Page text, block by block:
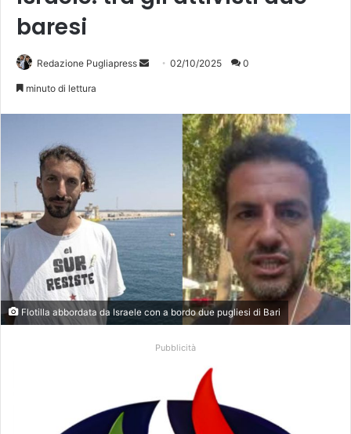
baresi
Redazione Pugliapress
Invia 02/10/2025 0
minuto di lettura
Flotilla abbordata da Israele con a bordo due pugliesi di Bari
Pubblicità